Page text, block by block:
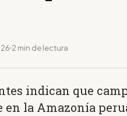
2 min de lectura
indican que
la Amazonía